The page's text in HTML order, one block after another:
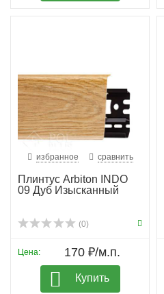
избранное сравнить
Плинтус Arbiton INDO
09 Дуб Изысканный
(0)
Цена: 170 ₽/м.п.
Купить